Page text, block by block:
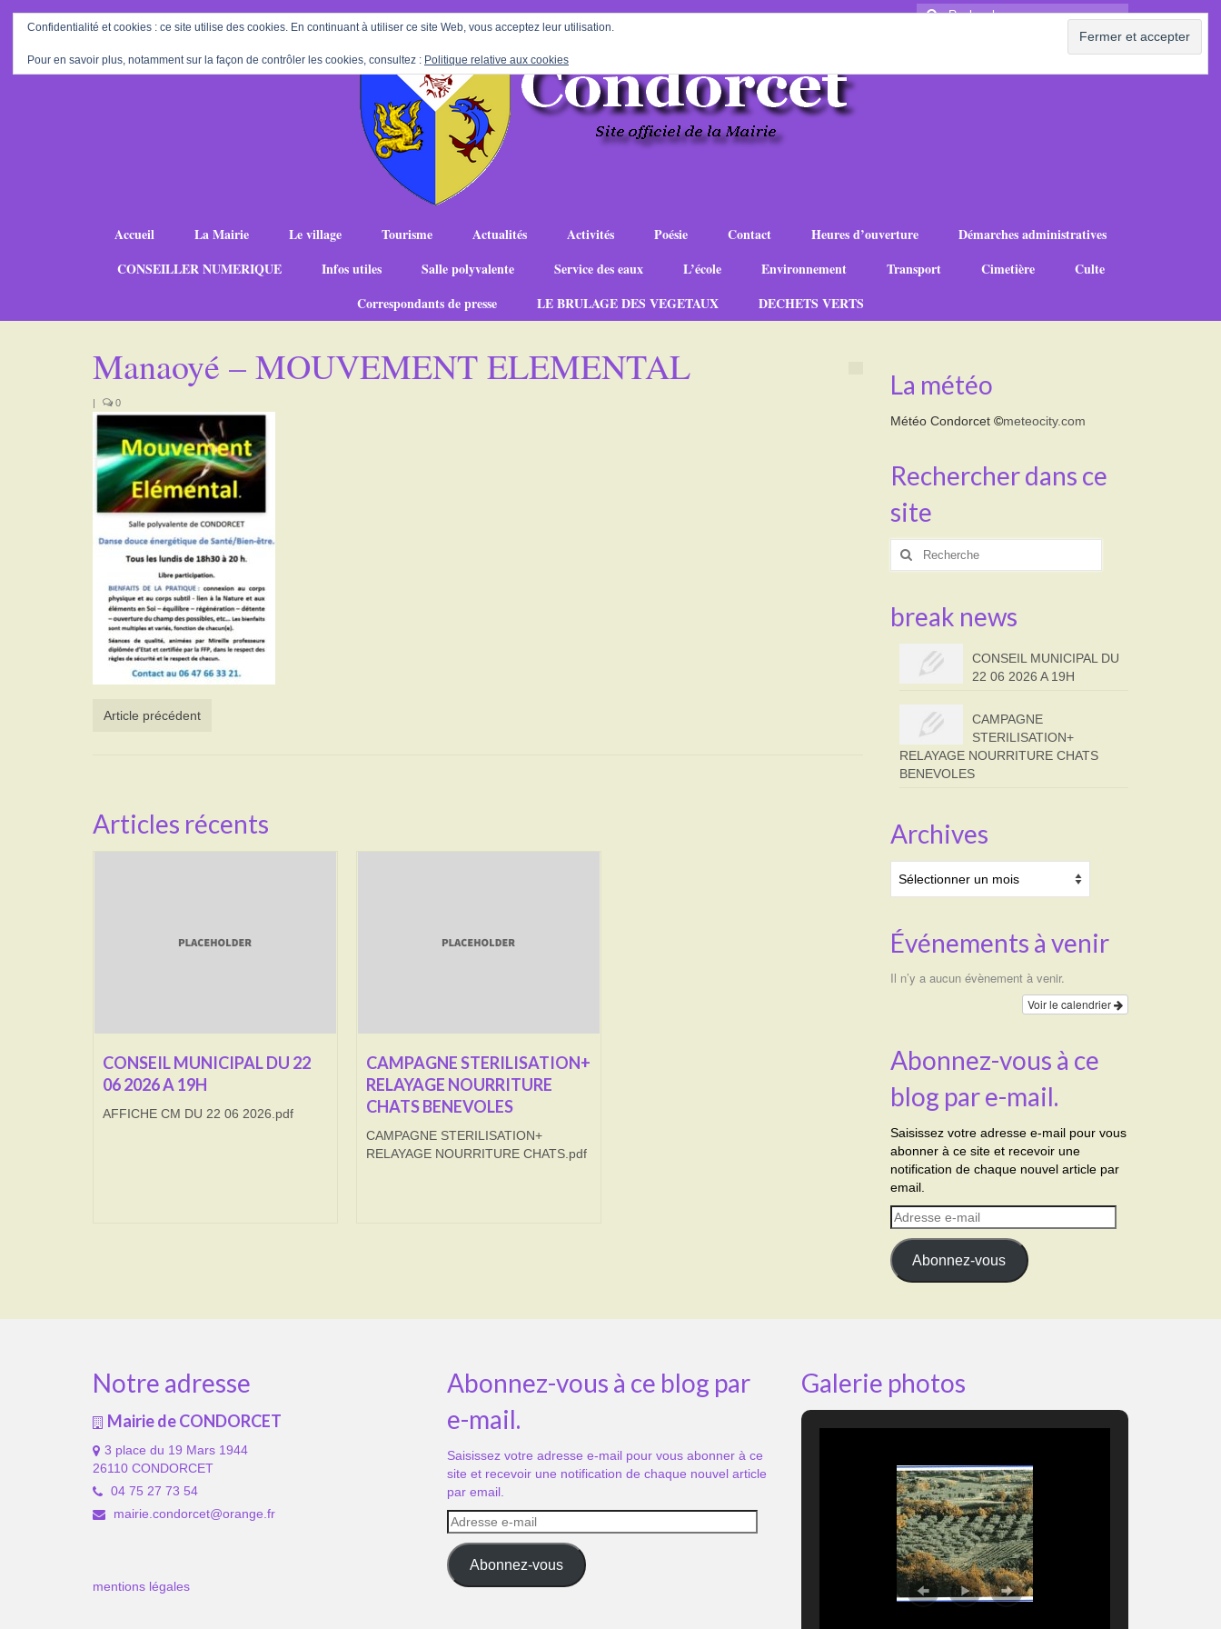
Rechercher
Accueil La Mairie Le village Tourisme Actualités Activités Poésie Contact Heures d’ouverture
Démarches administratives
CONSEILLER NUMERIQUE
Infos utiles Salle polyvalente Service des eaux L’école Environnement Transport Cimetière
Culte
Correspondants de presse
LE BRULAGE DES VEGETAUX DECHETS VERTS
Manaoyé – MOUVEMENT ELEMENTAL
| 0
Article précédent
Articles récents
CONSEIL MUNICIPAL DU 22
06 2026 A 19H
AFFICHE CM DU 22 06 2026.pdf
CAMPAGNE STERILISATION+
RELAYAGE NOURRITURE
CHATS BENEVOLES
CAMPAGNE STERILISATION+
RELAYAGE NOURRITURE CHATS.pdf
La météo
Météo Condorcet©meteocity.com
Rechercher dans ce
site
Rechercher
break news
CONSEIL MUNICIPAL DU
22 06 2026 A 19H
CAMPAGNE
STERILISATION+
RELAYAGE NOURRITURE CHATS
BENEVOLES
Archives
Événements à venir
Il n’y a aucun évènement à venir.
Voir le calendrier
Abonnez-vous à ce
blog par e-mail.
Saisissez votre adresse e-mail pour vous
abonner à ce site et recevoir une
notification de chaque nouvel article par
email.
Adresse
e-
mail
Abonnez-vous
Notre adresse
Mairie de CONDORCET
3 place du 19 Mars 1944
26110 CONDORCET
04 75 27 73 54
mairie.condorcet@orange.fr
mentions légales
Abonnez-vous à ce blog par
e-mail.
Saisissez votre adresse e-mail pour vous abonner à ce
site et recevoir une notification de chaque nouvel article
par email.
Adresse
e-
mail
Abonnez-vous
Galerie photos
Confidentialité et cookies : ce site utilise des cookies. En continuant à utiliser ce site Web, vous acceptez leur utilisation.
Pour en savoir plus, notamment sur la façon de contrôler les cookies, consultez : Politique relative aux cookies